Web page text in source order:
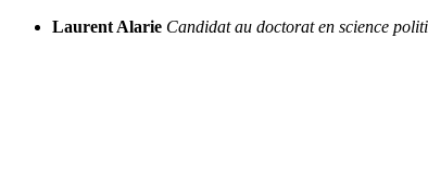
Laurent Alarie Candidat au doctorat en science